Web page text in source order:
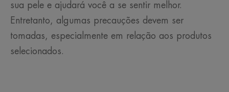
sua pele e ajudará você a se sentir melhor.
Entretanto, algumas precauções devem ser
tomadas, especialmente em relação aos produtos
selecionados.